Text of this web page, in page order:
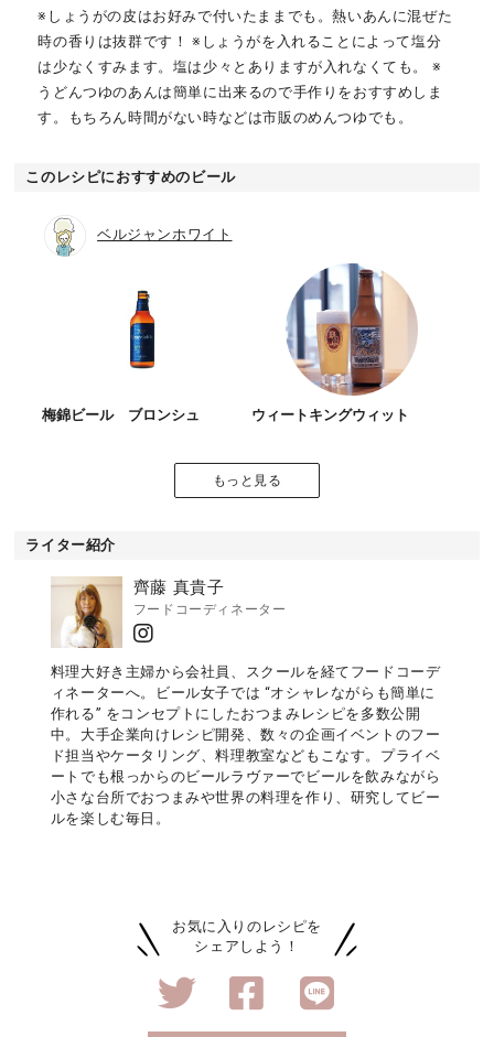
※しょうがの皮はお好みで付いたままでも。熱いあんに混ぜた
時の香りは抜群です！ ※しょうがを入れることによって塩分
は少なくすみます。塩は少々とありますが入れなくても。 ※
うどんつゆのあんは簡単に出来るので手作りをおすすめしま
す。もちろん時間がない時などは市販のめんつゆでも。
このレシピにおすすめのビール
ベルジャンホワイト
梅錦ビール ブロンシュ ウィートキングウィット
もっと見る
ライター紹介
齊藤 真貴子
フードコーディネーター
料理大好き主婦から会社員、スクールを経てフードコーデ
ィネーターへ。ビール女子では “オシャレながらも簡単に
作れる” をコンセプトにしたおつまみレシピを多数公開
中。大手企業向けレシピ開発、数々の企画イベントのフー
ド担当やケータリング、料理教室などもこなす。プライベ
ートでも根っからのビールラヴァーでビールを飲みながら
小さな台所でおつまみや世界の料理を作り、研究してビー
ルを楽しむ毎日。
お気に入りのレシピを
シェアしよう！